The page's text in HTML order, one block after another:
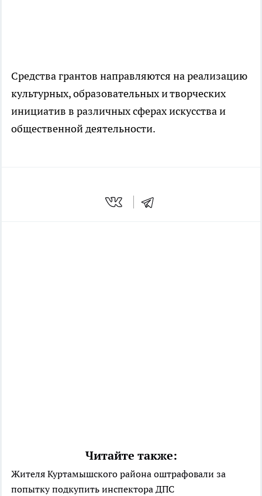
Средства грантов направляются на реализацию
культурных, образовательных и творческих
инициатив в различных сферах искусства и
общественной деятельности.
Читайте также:
Жителя Куртамышского района оштрафовали за
попытку подкупить инспектора ДПС